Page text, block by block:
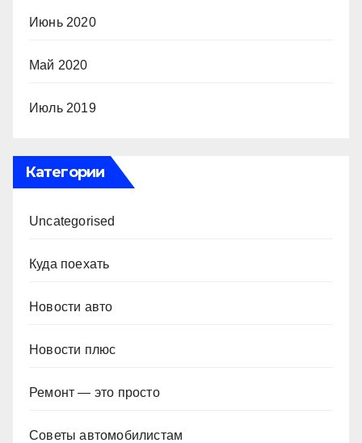
Июнь 2020
Май 2020
Июль 2019
Категории
Uncategorised
Куда поехать
Новости авто
Новости плюс
Ремонт — это просто
Советы автомобилистам